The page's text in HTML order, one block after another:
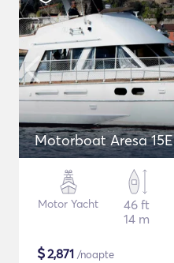
Motorboat Aresa 15E
Motor Yacht
46 ft
14 m
$2,871 /noapte